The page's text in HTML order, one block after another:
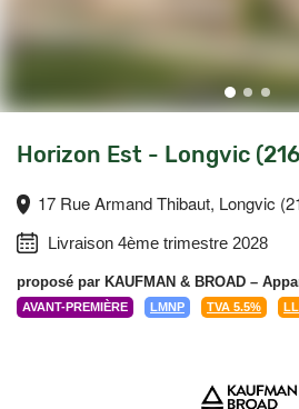
Horizon Est - Longvic
17 Rue Armand Thibaut, Longvic
Livraison 4ème trimestre 2028
proposé par KAUFMAN & BROAD –
AVANT-PREMIÈRE LMNP TVA 5.5%